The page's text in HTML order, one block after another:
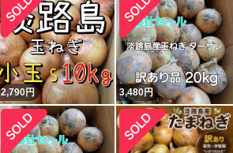
2,790円 3,480円